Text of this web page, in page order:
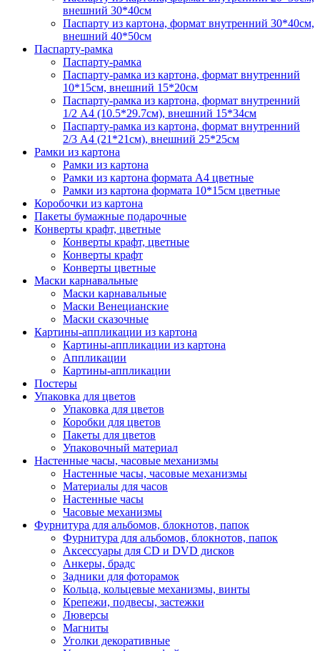
внешний 30*40см
Паспарту из картона, формат внутренний 30*40см,
внешний 40*50см
Паспарту-рамка
Паспарту-рамка
Паспарту-рамка из картона, формат внутренний
10*15см, внешний 15*20см
Паспарту-рамка из картона, формат внутренний
1/2 А4 (10.5*29.7см), внешний 15*34см
Паспарту-рамка из картона, формат внутренний
2/3 А4 (21*21см), внешний 25*25см
Рамки из картона
Рамки из картона
Рамки из картона формата А4 цветные
Рамки из картона формата 10*15см цветные
Коробочки из картона
Пакеты бумажные подарочные
Конверты крафт, цветные
Конверты крафт, цветные
Конверты крафт
Конверты цветные
Маски карнавальные
Маски карнавальные
Маски Венецианские
Маски сказочные
Картины-аппликации из картона
Картины-аппликации из картона
Аппликации
Картины-аппликации
Постеры
Упаковка для цветов
Упаковка для цветов
Коробки для цветов
Пакеты для цветов
Упаковочный материал
Настенные часы, часовые механизмы
Настенные часы, часовые механизмы
Материалы для часов
Настенные часы
Часовые механизмы
Фурнитура для альбомов, блокнотов, папок
Фурнитура для альбомов, блокнотов, папок
Аксессуары для CD и DVD дисков
Анкеры, брадс
Задники для фоторамок
Кольца, кольцевые механизмы, винты
Крепежи, подвесы, застежки
Люверсы
Магниты
Уголки декоративные